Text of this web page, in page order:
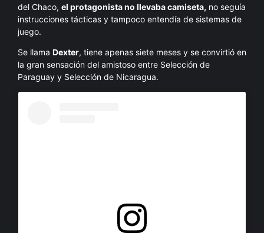
del Chaco, el protagonista no llevaba camiseta, no seguía
instrucciones tácticas y tampoco entendía de sistemas de
juego.
Se llama Dexter, tiene apenas siete meses y se convirtió en
la gran sensación del amistoso entre Selección de
Paraguay y Selección de Nicaragua.